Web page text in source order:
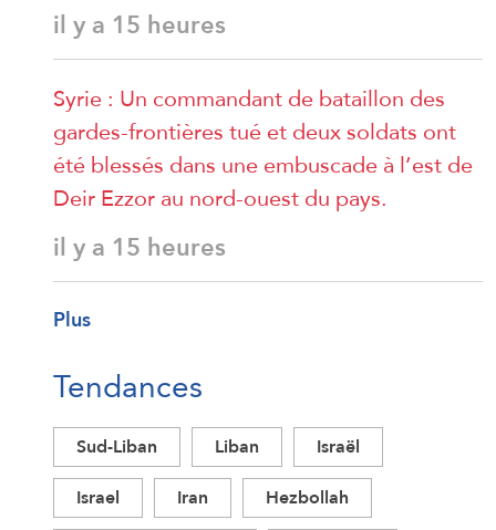
il y a 15 heures
Syrie : Un commandant de bataillon des
gardes-frontières tué et deux soldats ont
été blessés dans une embuscade à l’est de
Deir Ezzor au nord-ouest du pays.
il y a 15 heures
Plus
Tendances
Sud-Liban Liban
Israël
Israel
Iran
Hezbollah